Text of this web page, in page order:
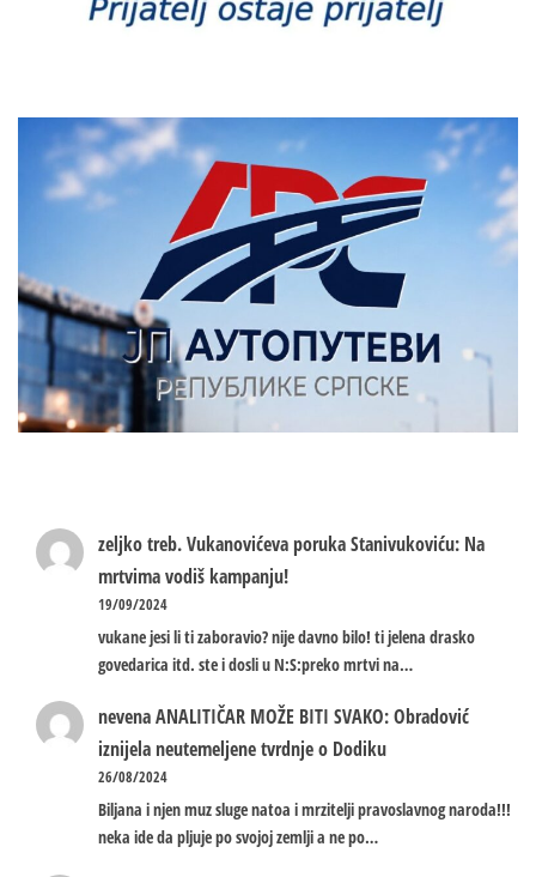
zeljko treb.Vukanovićeva poruka Stanivukoviću: Na
mrtvima vodiš kampanju!
19/09/2024
vukane jesi li ti zaboravio? nije davno bilo! ti jelena drasko
govedarica itd. ste i dosli u N:S:preko mrtvi na…
nevenaANALITIČAR MOŽE BITI SVAKO: Obradović
iznijela neutemeljene tvrdnje o Dodiku
26/08/2024
Biljana i njen muz sluge natoa i mrzitelji pravoslavnog naroda!!!
neka ide da pljuje po svojoj zemlji a ne po…